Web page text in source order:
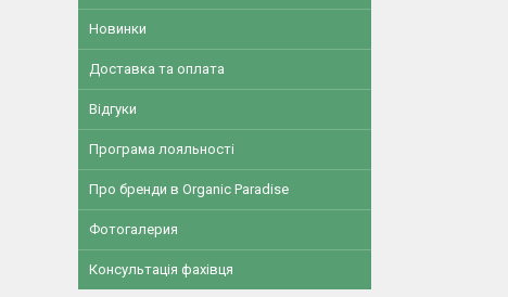
Новинки
Доставка та оплата
Відгуки
Програма лояльності
Про бренди в Organic Paradise
Фотогалерия
Консультація фахівця